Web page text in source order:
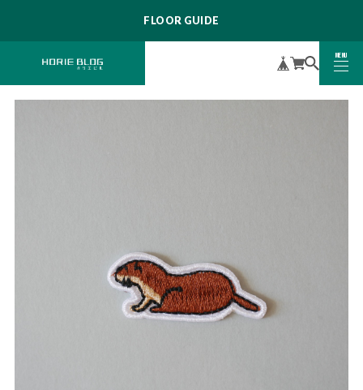
FLOOR GUIDE
MENU
CLOSE